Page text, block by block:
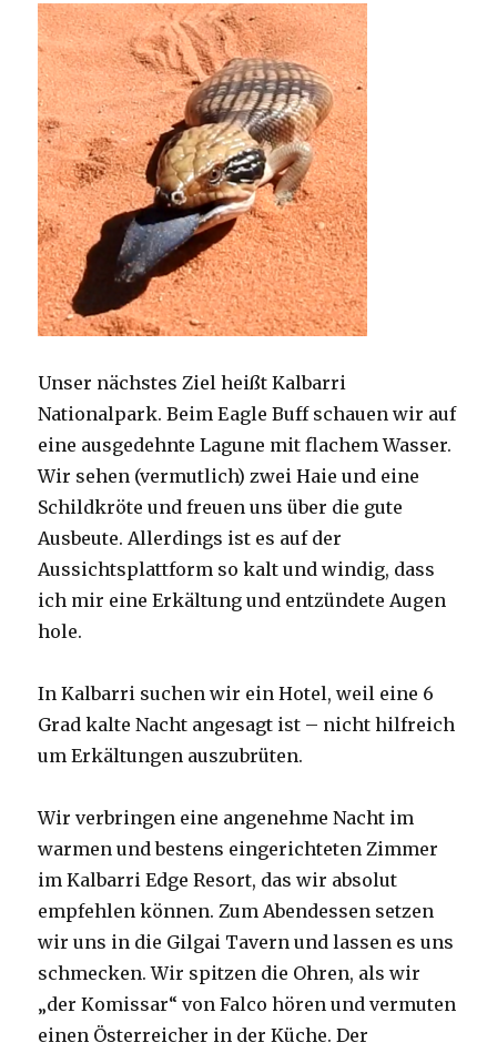
Unser nächstes Ziel heißt Kalbarri
Nationalpark. Beim Eagle Buff schauen wir auf
eine ausgedehnte Lagune mit flachem Wasser.
Wir sehen (vermutlich) zwei Haie und eine
Schildkröte und freuen uns über die gute
Ausbeute. Allerdings ist es auf der
Aussichtsplattform so kalt und windig, dass
ich mir eine Erkältung und entzündete Augen
hole.
In Kalbarri suchen wir ein Hotel, weil eine 6
Grad kalte Nacht angesagt ist – nicht hilfreich
um Erkältungen auszubrüten.
Wir verbringen eine angenehme Nacht im
warmen und bestens eingerichteten Zimmer
im Kalbarri Edge Resort, das wir absolut
empfehlen können. Zum Abendessen setzen
wir uns in die Gilgai Tavern und lassen es uns
schmecken. Wir spitzen die Ohren, als wir
„der Komissar“ von Falco hören und vermuten
einen Österreicher in der Küche. Der